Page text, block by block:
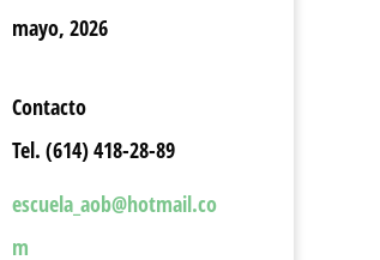
mayo, 2026
Contacto
Tel. (614) 418-28-89
escuela_aob@hotmail.co
m